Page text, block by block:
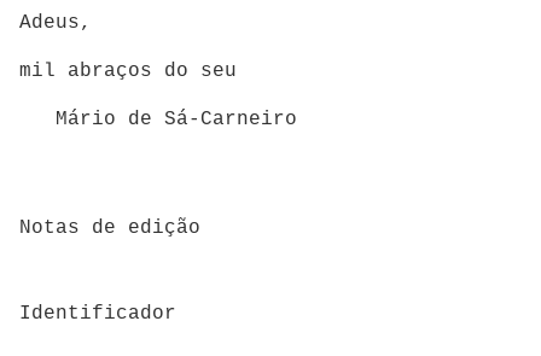
Adeus,
mil abraços do seu
Mário de Sá-Carneiro
Notas de edição
Identificador